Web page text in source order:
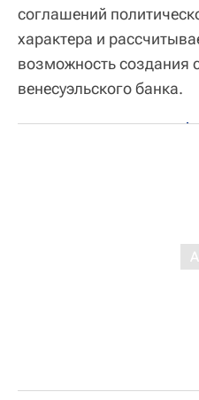
соглашений
характера и
возможность создания
венесуэльского банка.